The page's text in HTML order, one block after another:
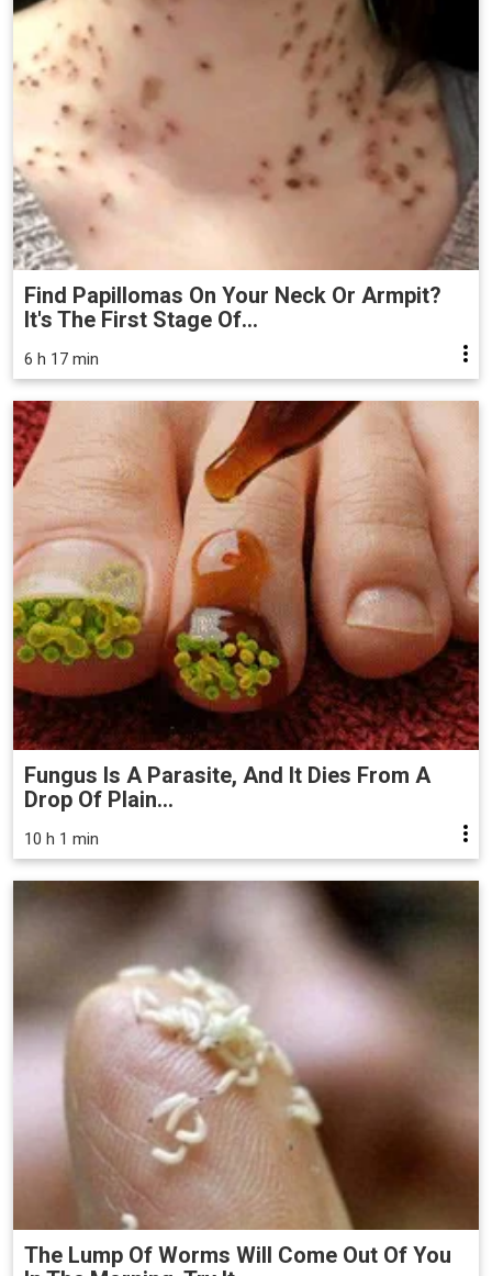
Find Papillomas On Your Neck Or Armpit?
It's The First Stage Of...
6 h 17 min
Fungus Is A Parasite, And It Dies From A
Drop Of Plain...
10 h 1 min
The Lump Of Worms Will Come Out Of You